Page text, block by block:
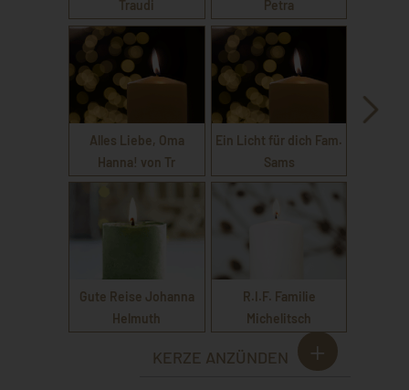
Traudi Petra
Alles Liebe, Oma
Hanna! von Tr
Ein Licht für dich Fam.
Sams
Gute Reise Johanna
Helmuth
R.I.F. Familie
Michelitsch
KERZE ANZÜNDEN